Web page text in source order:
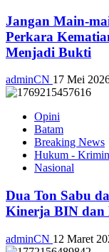
Jangan Main-
Perkara
Menjadi Bukti
adminCN 17 Mei
Opini
Batam
Breaking News
Hukum -
Nasional
Dua Ton Sabu
Kinerja BIN dan
adminCN 12 Maret